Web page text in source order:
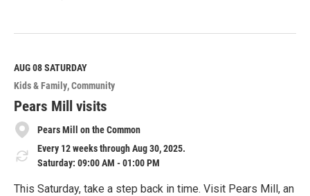
e
M
o
r
e
AUG 08SATURDAY
Kids & Family Community
Pears Mill visits
Pears Mill on the Common
Every 12 weeks through Aug 30, 2025.
Saturday: 09:00 AM - 01:00 PM
This Saturday, take a step back in time. Visit Pears Mill, an